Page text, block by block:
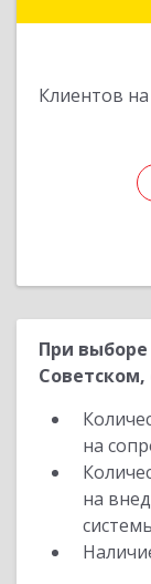
Клиентов
При
на
на